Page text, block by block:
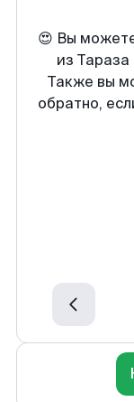
😍 Вы
из Тараза
Также вы
обратно,